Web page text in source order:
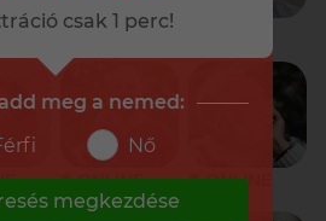
ONLINE
ONLINE ONLINE
csak 1 perc!
meg a nemed:
Nő
megkezdése